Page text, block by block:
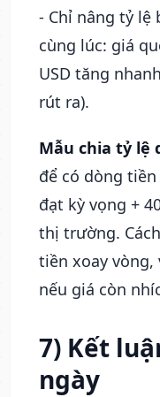
- Chỉ nâng tỷ lệ
cùng lúc: giá
USD tăng
rút ra).
Mẫu chia tỷ lệ
để có dòng
đạt kỳ vọng +
thị trường.
tiền xoay vòng,
nếu giá còn
7) Kết
ngày